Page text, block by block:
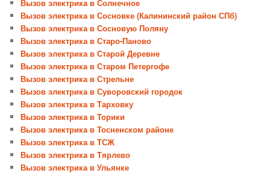
Вызов электрика в Солнечное
Вызов электрика в Сосновке (Калининский район СПб)
Вызов электрика в Сосновую Поляну
Вызов электрика в Старо-Паново
Вызов электрика в Старой Деревне
Вызов электрика в Старом Петергофе
Вызов электрика в Стрельне
Вызов электрика в Суворовский городок
Вызов электрика в Тарховку
Вызов электрика в Торики
Вызов электрика в Тосненском районе
Вызов электрика в ТСЖ
Вызов электрика в Тярлево
Вызов электрика в Ульянке